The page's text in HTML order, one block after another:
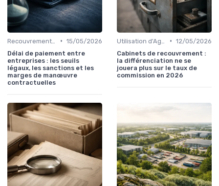
• 15/05/2026
Délai de paiement entre
entreprises : les seuils
légaux, les sanctions et les
marges de manœuvre
contractuelles
• 12/05/2026
Cabinets de recouvrement :
la différenciation ne se
jouera plus sur le taux de
commission en 2026